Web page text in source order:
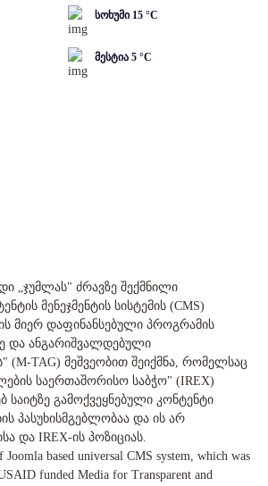
სოხუმი 15 °C
მესტია 5 °C
„ჯუმლას" ძრავზე შექმნილი
მენეჯმენტის სისტემის (CMS)
მიერ დაფინანსებული პროგრამის
და ანგარიშვალდებული
(M-TAG) მეშვეობით შეიქმნა, რომელსაც
საერთაშორისო საბჭო" (IREX)
საიტზე გამოქვეყნებული კონტენტი
პასუხისმგებლობაა და ის არ
და IREX-ის პოზიციას.
based universal CMS system, which was
funded Media for Transparent and